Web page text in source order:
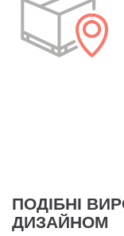
ПОДІБНІ
ДИЗАЙНОМ